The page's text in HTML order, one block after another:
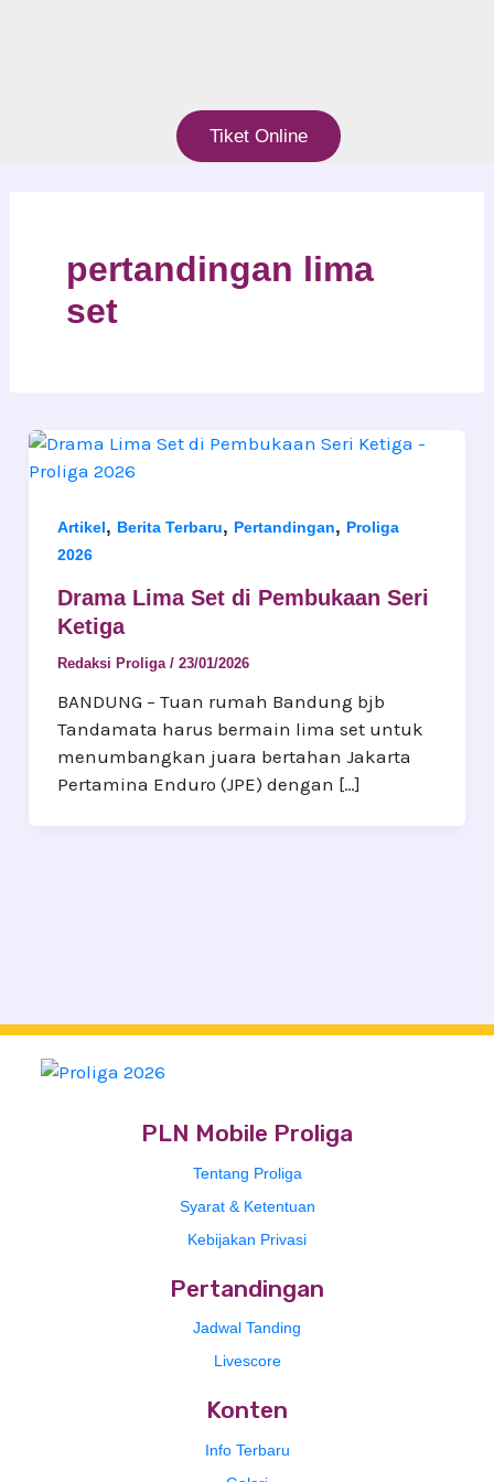
Tiket Online
pertandingan lima
set
Artikel, Berita Terbaru, Pertandingan, Proliga
2026
Drama Lima Set di Pembukaan Seri
Ketiga
Redaksi Proliga / 23/01/2026
BANDUNG – Tuan rumah Bandung bjb
Tandamata harus bermain lima set untuk
menumbangkan juara bertahan Jakarta
Pertamina Enduro (JPE) dengan […]
PLN Mobile Proliga
Tentang Proliga
Syarat & Ketentuan
Kebijakan Privasi
Pertandingan
Jadwal Tanding
Livescore
Konten
Info Terbaru